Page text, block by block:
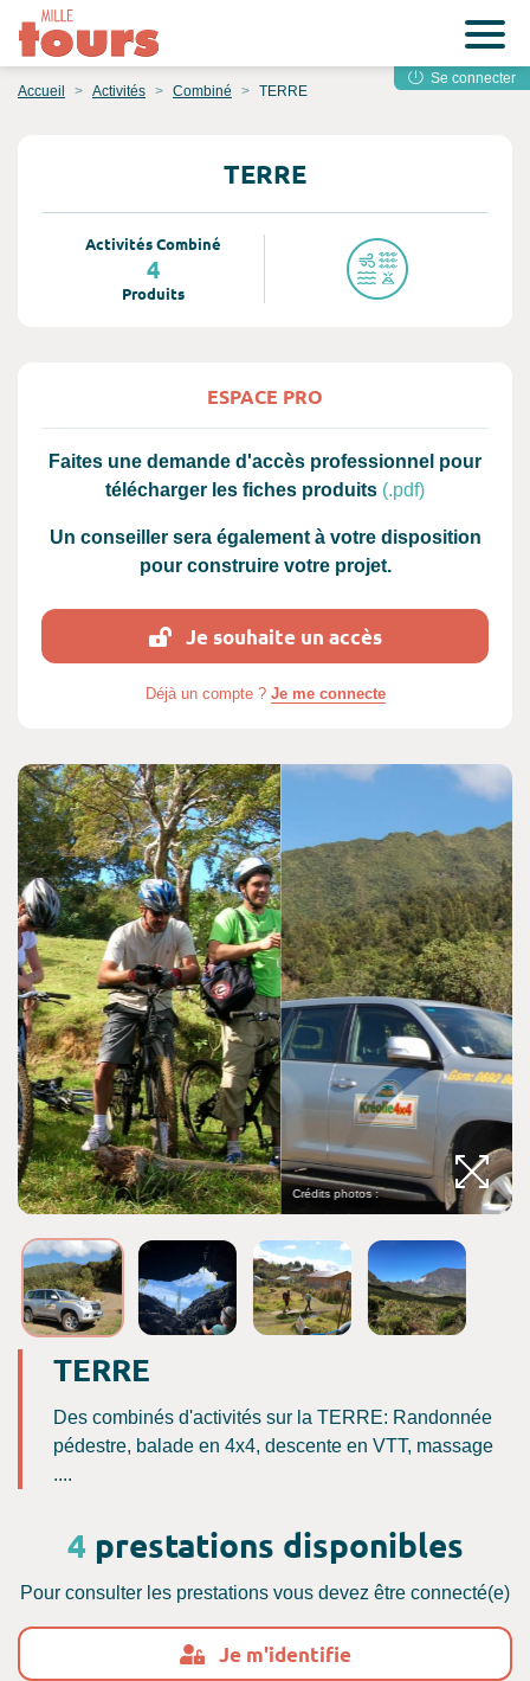
Se connecter
Accueil Activités Combiné TERRE
TERRE
Activités Combiné
4
Produits
ESPACE PRO
Faites une demande d'accès professionnel pour
télécharger les fiches produits (.pdf)
Un conseiller sera également à votre disposition
pour construire votre projet.
Je souhaite un accès
Déjà un compte ? Je me connecte
Crédits photos :
TERRE
Des combinés d'activités sur la TERRE: Randonnée
pédestre, balade en 4x4, descente en VTT, massage
....
4 prestations disponibles
Pour consulter les prestations vous devez être connecté(e)
Je m'identifie